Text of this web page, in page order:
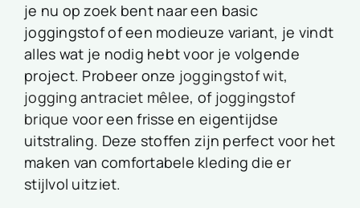
je nu op zoek bent naar een basic
joggingstof of een modieuze variant, je vindt
alles wat je nodig hebt voor je volgende
project. Probeer onze joggingstof wit,
jogging antraciet mêlee, of joggingstof
brique voor een frisse en eigentijdse
uitstraling. Deze stoffen zijn perfect voor het
maken van comfortabele kleding die er
stijlvol uitziet.